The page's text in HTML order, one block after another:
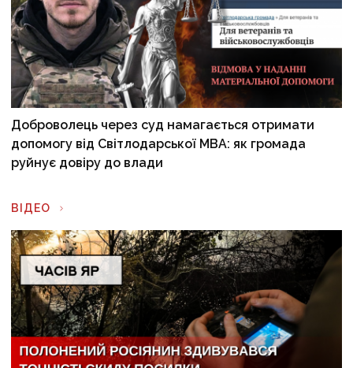
Доброволець через суд намагається отримати
допомогу від Світлодарської МВА: як громада
руйнує довіру до влади
ВІДЕО